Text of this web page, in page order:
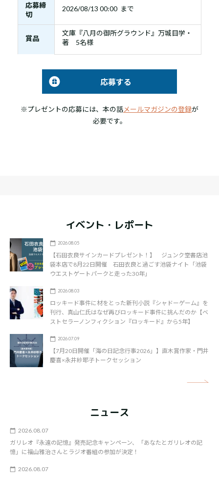
応募締
切
2026/08/13 00:00 まで
賞品
文庫『八月の御所グラウンド』万城目学・
著 5名様
応募する
※プレゼントの応募には、本の話メールマガジンの登録が
必要です。
イベント・レポート
2026.08.05
【石田衣良サインカードプレゼント！】 ジュンク堂書店池
袋本店で8月22日開催 石田衣良と過ごす池袋ナイト「池袋
ウエストゲートパークと走った30年」
2026.08.03
ロッキード事件に材をとった新刊小説『シャドーゲーム』を
刊行、真山仁氏はなぜ再びロッキード事件に挑んだのか【ベ
ストセラーノンフィクション『ロッキード』から5年】
2026.07.09
【7月20日開催「海の日記念行事2026」】直木賞作家・門井
慶喜×永井紗耶子トークセッション
ニュース
2026.08.07
ガリレオ『永遠の記憶』発売記念キャンペーン、「あなたとガリレオの記
憶」に福山雅治さんとラジオ番組の参加が決定！
2026.08.07